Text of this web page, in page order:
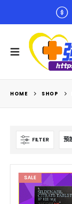
HOME SHOP
FILTER
SALE